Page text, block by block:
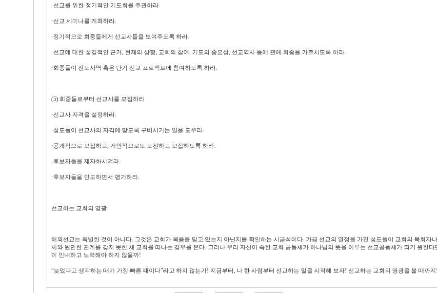
·선교를 위한 정기적인 기도회를 주관하라.
·선교 세미나를 개최하라.
·정기적으로 회중들에게 선교사들을 보여주도록 하라.
·선교에 대한 성경적인 근거, 현재의 상황, 교회의 참여, 기도의 중요성, 선교역사 등에 관해 회중을 가르치도록 하라.
·회중들이 전도사역 혹은 단기 선교 프로젝트에 참여하도록 하라.
(5) 회중들로부터 선교사를 모집하라
·선교사 자격을 설정하라.
·성도들이 선교사의 자격에 맞도록 구비시키는 일을 도우라.
·공개적으로 모집하고, 개인적으로도 도전하고 모집하도록 하라.
·후보자들을 제자화시켜라.
·후보자들을 인도하면서 평가하라.
선교하는 교회의 영광
해외선교는 특별한 것이 아니다. 그것은 교회가 복음을 믿고 있는지 아닌지를 확인하는 시금석이다. 가끔 선교의 열정을 가진 성도들이 교회의 목회자
체와 원만한 관계를 갖지 못한 채 교회를 떠나는 경우를 본다. 그러나 우리 자신이 속한 교회 공동체가 하나님의 뜻을 이루는 선교공동체가 되기 원한다
이 인내하고 노력해야 하지 않을까!
“늦었다고 생각하는 때가 가장 빠른 때이다”라고 하지 않는가! 지금부터, 나 한 사람부터 선교하는 일을 시작해 보자! 선교하는 교회의 영광을 볼 때까